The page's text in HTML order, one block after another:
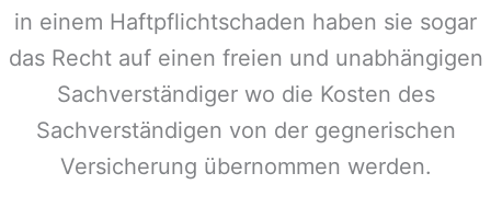
in einem Haftpflichtschaden haben sie sogar
das Recht auf einen freien und unabhängigen
Sachverständiger wo die Kosten des
Sachverständigen von der gegnerischen
Versicherung übernommen werden.